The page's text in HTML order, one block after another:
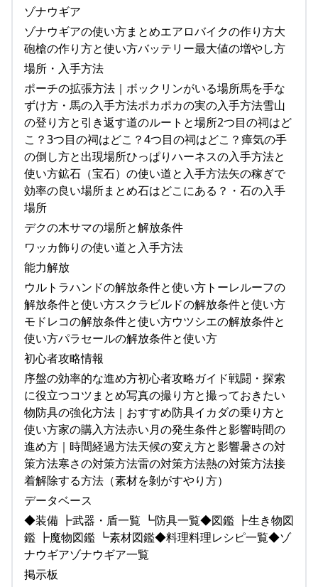
ゾナウギア
ゾナウギアの使い方まとめエアロバイクの作り方大
砲槍の作り方と使い方バッテリー最大値の増やし方
場所・入手方法
ポーチの拡張方法｜ボックリンがいる場所馬を手な
ずけ方・馬の入手方法ポカポカの実の入手方法雪山
の登り方と引き返す道のルートと場所2つ目の祠はど
こ？3つ目の祠はどこ？4つ目の祠はどこ？瘴気の手
の倒し方と出現場所ひっぱりハーネスの入手方法と
使い方鉱石（宝石）の使い道と入手方法矢の稼ぎで
効率の良い場所まとめ石はどこにある？・石の入手
場所
デクの木サマの場所と解放条件
ワッカ飾りの使い道と入手方法
能力解放
ウルトラハンドの解放条件と使い方トーレルーフの
解放条件と使い方スクラビルドの解放条件と使い方
モドレコの解放条件と使い方ウツシエの解放条件と
使い方パラセールの解放条件と使い方
初心者攻略情報
序盤の効率的な進め方初心者攻略ガイド戦闘・探索
に役立つコツまとめ写真の撮り方と撮っておきたい
物防具の強化方法｜おすすめ防具イカダの乗り方と
使い方家の購入方法赤い月の発生条件と影響時間の
進め方｜時間経過方法天候の変え方と影響暑さの対
策方法寒さの対策方法雷の対策方法熱の対策方法接
着解除する方法（素材を剝がすやり方）
データベース
◆装備 ┣武器・盾一覧 ┗防具一覧◆図鑑 ┣生き物図
鑑 ┣魔物図鑑 ┗素材図鑑◆料理料理レシピ一覧◆ゾ
ナウギアゾナウギア一覧
掲示板